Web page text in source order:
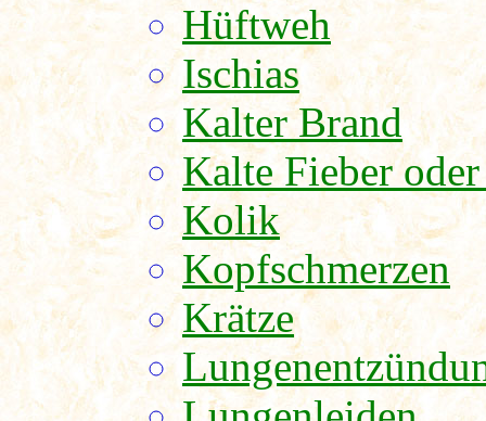
Hüftweh
Ischias
Kalter Brand
Kalte Fieber
Kolik
Kopfschmerzen
Krätze